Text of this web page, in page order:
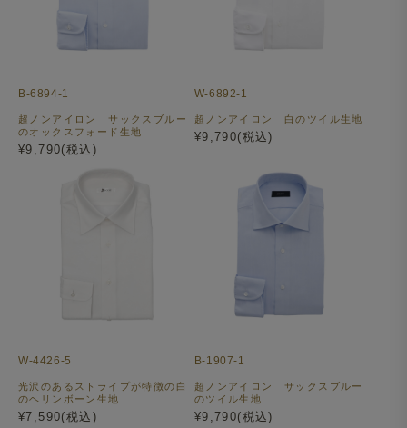
B-6894-1
超ノンアイロン サックスブルー
のオックスフォード生地
¥9,790(税込)
W-6892-1
超ノンアイロン 白のツイル生地
¥9,790(税込)
W-4426-5
光沢のあるストライプが特徴の白
のヘリンボーン生地
¥7,590(税込)
B-1907-1
超ノンアイロン サックスブルー
のツイル生地
¥9,790(税込)